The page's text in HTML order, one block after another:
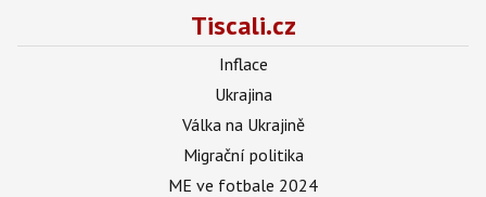
Tiscali.cz
Inflace
Ukrajina
Válka na Ukrajině
Migrační politika
ME ve fotbale 2024